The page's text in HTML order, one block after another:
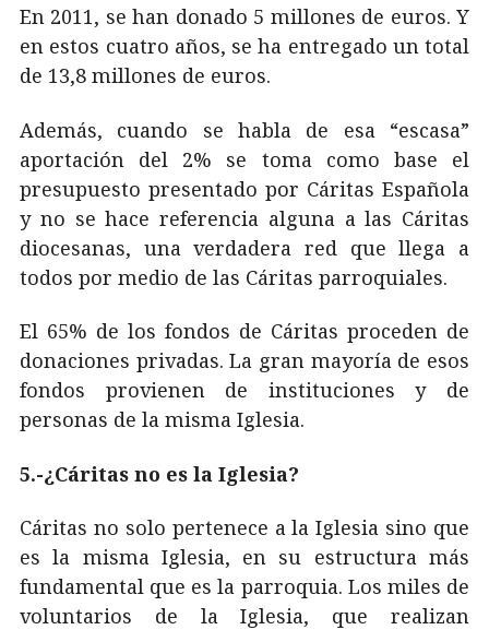
En 2011, se han donado 5 millones de euros. Y
en estos cuatro años, se ha entregado un total
de 13,8 millones de euros.
Además, cuando se habla de esa “escasa”
aportación del 2% se toma como base el
presupuesto presentado por Cáritas Española
y no se hace referencia alguna a las Cáritas
diocesanas, una verdadera red que llega a
todos por medio de las Cáritas parroquiales.
El 65% de los fondos de Cáritas proceden de
donaciones privadas. La gran mayoría de esos
fondos provienen de instituciones y de
personas de la misma Iglesia.
5.-¿Cáritas no es la Iglesia?
Cáritas no solo pertenece a la Iglesia sino que
es la misma Iglesia, en su estructura más
fundamental que es la parroquia. Los miles de
voluntarios de la Iglesia, que realizan